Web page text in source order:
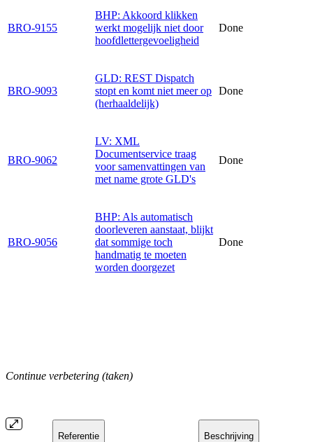
BRO-9155
BHP: Akkoord klikken
werkt mogelijk niet door
hoofdlettergevoeligheid
Done
BRO-9093
GLD: REST Dispatch
stopt en komt niet meer op
(herhaaldelijk)
Done
BRO-9062
LV: XML
Documentservice traag
voor samenvattingen van
met name grote GLD's
Done
BRO-9056
BHP: Als automatisch
doorleveren aanstaat, blijkt
dat sommige toch
handmatig te moeten
worden doorgezet
Done
Continue verbetering (taken)
Referentie Beschrijving